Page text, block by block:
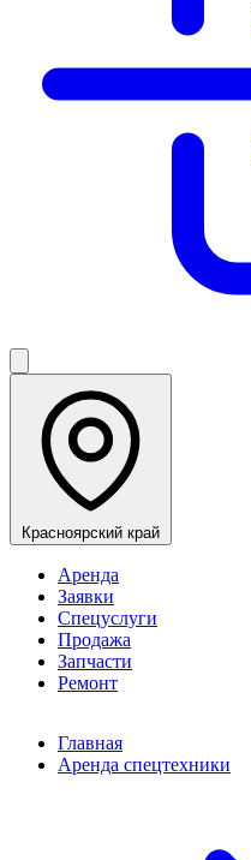
Красноярский край
Аренда
Заявки
Спецуслуги
Продажа
Запчасти
Ремонт
Главная
Аренда спецтехники